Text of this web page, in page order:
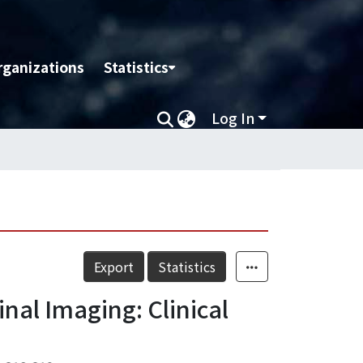
Statistics
Log In
Export Statistics
Imaging: Clinical